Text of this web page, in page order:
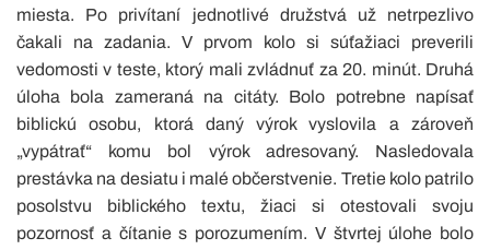
miesta. Po privítaní jednotlivé družstvá už netrpezlivo
čakali na zadania. V prvom kolo si súťažiaci preverili
vedomosti v teste, ktorý mali zvládnuť za 20. minút. Druhá
úloha bola zameraná na citáty. Bolo potrebne napísať
biblickú osobu, ktorá daný výrok vyslovila a zároveň
„vypátrať“ komu bol výrok adresovaný. Nasledovala
prestávka na desiatu i malé občerstvenie. Tretie kolo patrilo
posolstvu biblického textu, žiaci si otestovali svoju
pozornosť a čítanie s porozumením. V štvrtej úlohe bolo